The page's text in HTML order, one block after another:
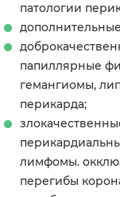
патологии
папиллярные
гемангиомы,
перикарда;
лимфомы.
перегибы